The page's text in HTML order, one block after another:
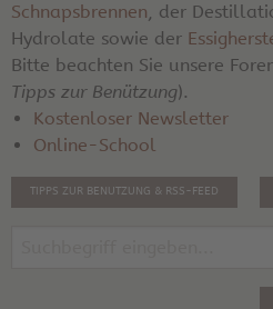
Schnapsbrennen, der
Hydrolate sowie der
Bitte beachten Sie unsere
Tipps zur Benützung).
Kostenloser Newsletter
Online-School
TIPPS ZUR BENUTZUNG & RSS-FEED